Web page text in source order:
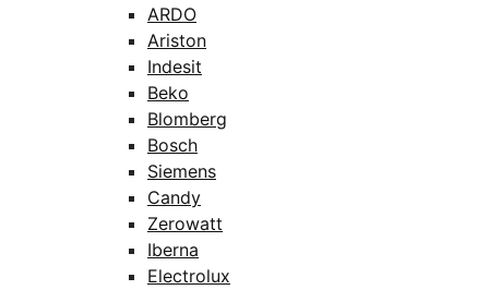
ARDO
Ariston
Indesit
Beko
Blomberg
Bosch
Siemens
Candy
Zerowatt
Iberna
Electrolux